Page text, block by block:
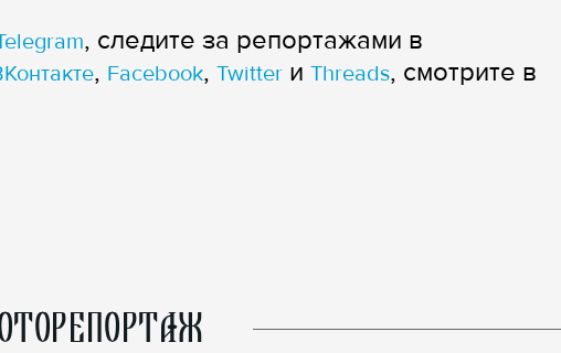
, следите за репортажами в
, Facebook, Twitter и Threads, смотрите в